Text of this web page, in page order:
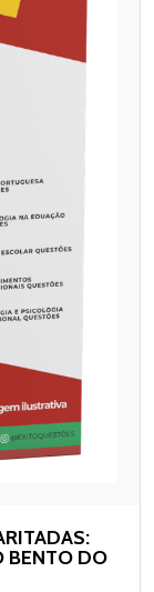
BENTO DO